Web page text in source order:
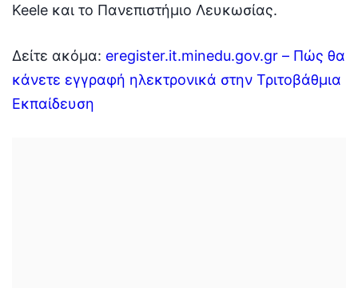
Keele και το Πανεπιστήμιο Λευκωσίας.
Δείτε ακόμα: eregister.it.minedu.gov.gr – Πώς θα
κάνετε εγγραφή ηλεκτρονικά στην Τριτοβάθμια
Εκπαίδευση